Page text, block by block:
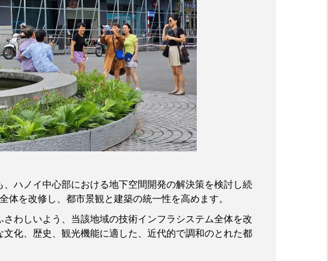
ハノイ中心部における地下空間開発の解決策を検討し続
体を改修し、都市景観と建築の統一性を高めます。
わしいよう、当該地域の技術インフラシステム全体を改
化、歴史、観光機能に適した、近代的で調和のとれた都